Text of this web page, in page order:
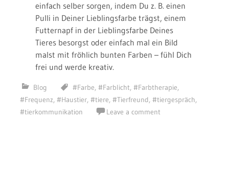
einfach selber sorgen, indem Du z. B. einen
Pulli in Deiner Lieblingsfarbe trägst, einem
Futternapf in der Lieblingsfarbe Deines
Tieres besorgst oder einfach mal ein Bild
malst mit fröhlich bunten Farben – fühl Dich
frei und werde kreativ.
Blog #Farbe, #Farblicht, #Farbtherapie,
#Frequenz, #Haustier, #tiere, #Tierfreund, #tiergespräch,
#tierkommunikation
Leave a comment